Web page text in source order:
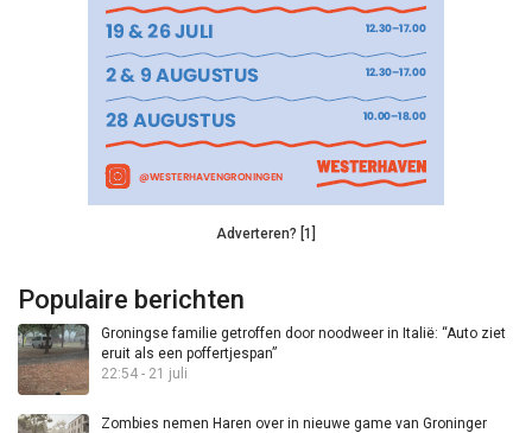
Adverteren? [1]
Populaire berichten
Groningse familie getroffen door noodweer in Italië: “Auto ziet
eruit als een poffertjespan”
22:54 - 21 juli
Zombies nemen Haren over in nieuwe game van Groninger